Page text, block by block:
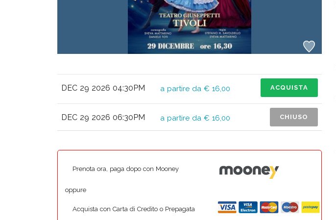
DEC 29 2026 04:30PM a partire da € 16,00 ACQUISTA
DEC 29 2026 06:30PM a partire da € 16,00 CHIUSO
Prenota ora, paga dopo con Mooney
oppure
Acquista con Carta di Credito o Prepagata